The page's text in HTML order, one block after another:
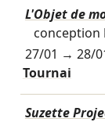
L'Objet de
conception
27/01 → 28/
Tournai
Suzette